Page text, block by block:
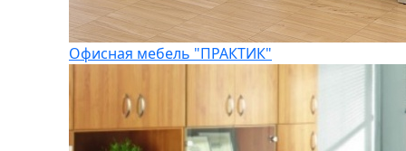
Офисная мебель "ПРАКТИК"